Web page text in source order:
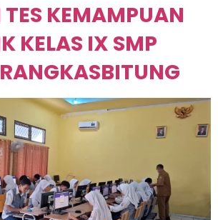
KEMAMPUAN
KELAS IX SMP